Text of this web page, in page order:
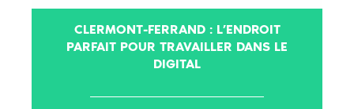
CLERMONT-FERRAND : L’ENDROIT
PARFAIT POUR TRAVAILLER DANS LE
DIGITAL